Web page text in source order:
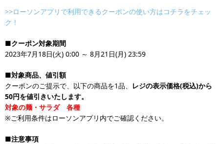
>>ローソンアプリで利用できるクーポンの使い方はコチラをチェッ
ク！
■クーポン対象期間
2023年7月18日(火) 0:00 ～ 8月21日(月) 23:59
■対象商品、値引額
クーポンのご提示で、以下の商品を1品、
レジの表示価格(税込)から
50円を値引きいたします。
対象の麺・サラダ 各種
※ご利用条件はローソンアプリ内でご確認ください。
■注意事項